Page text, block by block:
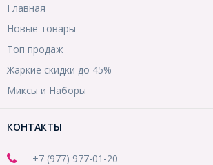
Главная
Новые товары
Топ продаж
Жаркие скидки до 45%
Миксы и Наборы
КОНТАКТЫ
+7 (977) 977-01-20